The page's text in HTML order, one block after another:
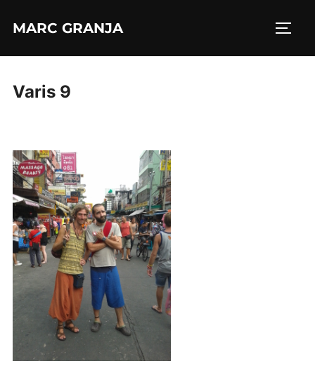
MARC GRANJA
Varis 9